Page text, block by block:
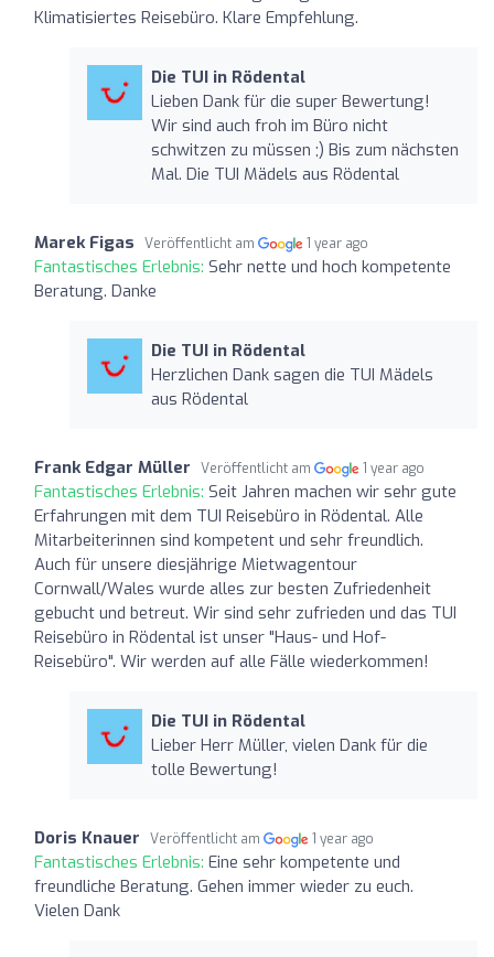
Klimatisiertes Reisebüro. Klare Empfehlung.
Die TUI in Rödental
Lieben Dank für die super Bewertung!
Wir sind auch froh im Büro nicht
schwitzen zu müssen ;) Bis zum nächsten
Mal. Die TUI Mädels aus Rödental
Marek Figas Veröffentlicht am 1 year ago
Fantastisches Erlebnis: Sehr nette und hoch kompetente
Beratung. Danke
Die TUI in Rödental
Herzlichen Dank sagen die TUI Mädels
aus Rödental
Frank Edgar Müller Veröffentlicht am 1 year ago
Fantastisches Erlebnis: Seit Jahren machen wir sehr gute
Erfahrungen mit dem TUI Reisebüro in Rödental. Alle
Mitarbeiterinnen sind kompetent und sehr freundlich.
Auch für unsere diesjährige Mietwagentour
Cornwall/Wales wurde alles zur besten Zufriedenheit
gebucht und betreut. Wir sind sehr zufrieden und das TUI
Reisebüro in Rödental ist unser "Haus- und Hof-
Reisebüro". Wir werden auf alle Fälle wiederkommen!
Die TUI in Rödental
Lieber Herr Müller, vielen Dank für die
tolle Bewertung!
Doris Knauer Veröffentlicht am 1 year ago
Fantastisches Erlebnis: Eine sehr kompetente und
freundliche Beratung. Gehen immer wieder zu euch.
Vielen Dank